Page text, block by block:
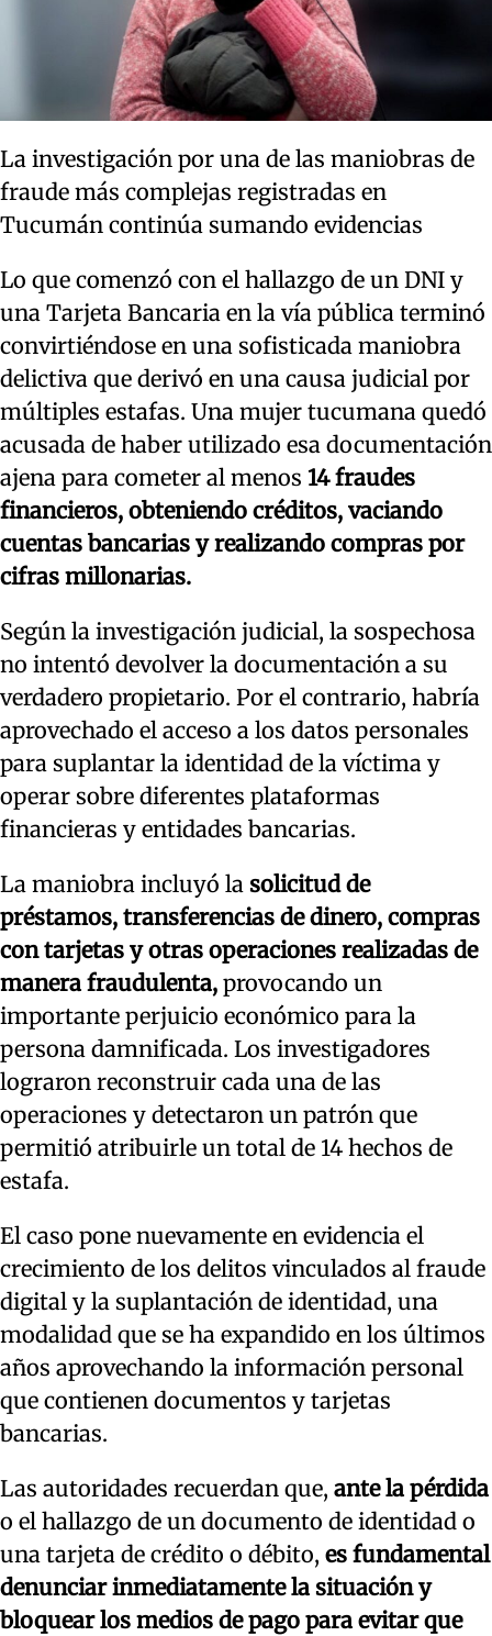
La investigación por una de las maniobras de
fraude más complejas registradas en
Tucumán continúa sumando evidencias
Lo que comenzó con el hallazgo de un DNI y
una Tarjeta Bancaria en la vía pública terminó
convirtiéndose en una sofisticada maniobra
delictiva que derivó en una causa judicial por
múltiples estafas. Una mujer tucumana quedó
acusada de haber utilizado esa documentación
ajena para cometer al menos 14 fraudes
financieros, obteniendo créditos, vaciando
cuentas bancarias y realizando compras por
cifras millonarias.
Según la investigación judicial, la sospechosa
no intentó devolver la documentación a su
verdadero propietario. Por el contrario, habría
aprovechado el acceso a los datos personales
para suplantar la identidad de la víctima y
operar sobre diferentes plataformas
financieras y entidades bancarias.
La maniobra incluyó la solicitud de
préstamos, transferencias de dinero, compras
con tarjetas y otras operaciones realizadas de
manera fraudulenta, provocando un
importante perjuicio económico para la
persona damnificada. Los investigadores
lograron reconstruir cada una de las
operaciones y detectaron un patrón que
permitió atribuirle un total de 14 hechos de
estafa.
El caso pone nuevamente en evidencia el
crecimiento de los delitos vinculados al fraude
digital y la suplantación de identidad, una
modalidad que se ha expandido en los últimos
años aprovechando la información personal
que contienen documentos y tarjetas
bancarias.
Las autoridades recuerdan que, ante la pérdida
o el hallazgo de un documento de identidad o
una tarjeta de crédito o débito, es fundamental
denunciar inmediatamente la situación y
bloquear los medios de pago para evitar que